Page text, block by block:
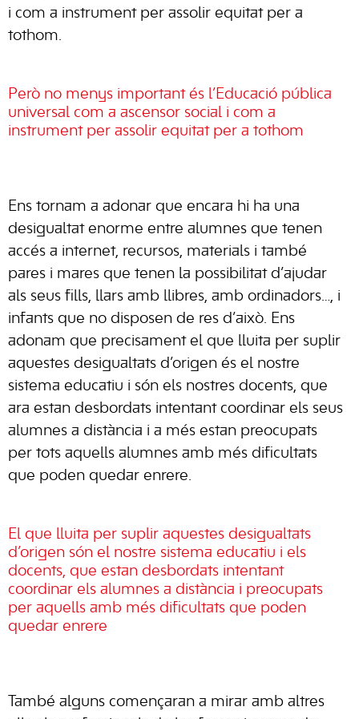
i com a instrument per assolir equitat per a
tothom.
Però no menys important és l’Educació pública
universal com a ascensor social i com a
instrument per assolir equitat per a tothom
Ens tornam a adonar que encara hi ha una
desigualtat enorme entre alumnes que tenen
accés a internet, recursos, materials i també
pares i mares que tenen la possibilitat d’ajudar
als seus fills, llars amb llibres, amb ordinadors…, i
infants que no disposen de res d’això. Ens
adonam que precisament el que lluita per suplir
aquestes desigualtats d’origen és el nostre
sistema educatiu i són els nostres docents, que
ara estan desbordats intentant coordinar els seus
alumnes a distància i a més estan preocupats
per tots aquells alumnes amb més dificultats
que poden quedar enrere.
El que lluita per suplir aquestes desigualtats
d’origen són el nostre sistema educatiu i els
docents, que estan desbordats intentant
coordinar els alumnes a distància i preocupats
per aquells amb més dificultats que poden
quedar enrere
També alguns començaran a mirar amb altres